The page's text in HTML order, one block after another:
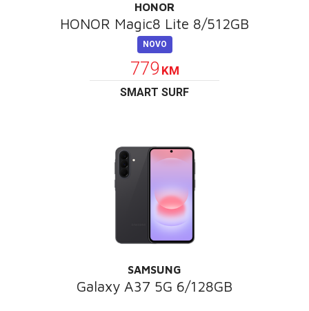
HONOR
HONOR Magic8 Lite 8/512GB
NOVO
779 KM
SMART SURF
SAMSUNG
Galaxy A37 5G 6/128GB